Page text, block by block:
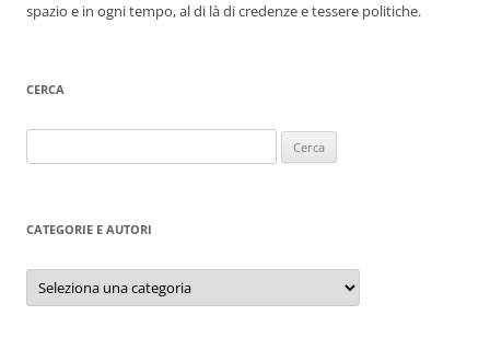
spazio e in ogni tempo, al di là di credenze e tessere politiche.
CERCA
per:
CATEGORIE E AUTORI
Categorie
autori